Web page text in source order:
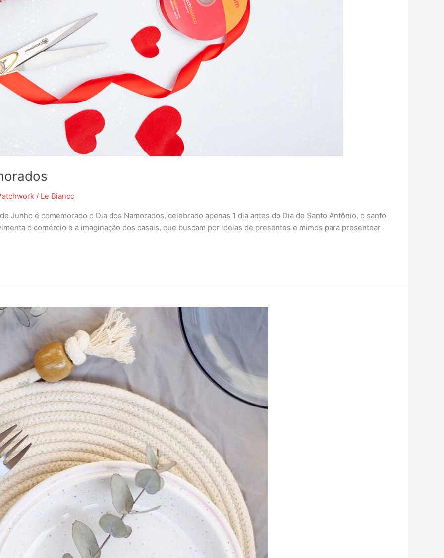
/ Le Bianco
Junho é comemorado o Dia dos Namorados, celebrado apenas 1 dia antes do Dia de Santo Antônio, o santo
o comércio e a imaginação dos casais, que buscam por ideias de presentes e mimos para presentear